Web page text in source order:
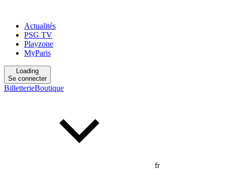
Actualités
PSG TV
Playzone
MyParis
Loading
Se connecter
BilletterieBoutique
fr